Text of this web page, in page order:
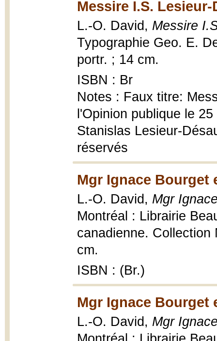
Messire I.S.
L.-O. David, Messire
Typographie Geo. E.
portr. ; 14 cm.
ISBN : Br
Notes : Faux titre:
l'Opinion publique le
Stanislas Lesieur-
réservés
Mgr Ignace Bourget
L.-O. David, Mgr
Montréal : Librairie
canadienne.
cm.
ISBN : (Br.)
Mgr Ignace Bourget
L.-O. David, Mgr